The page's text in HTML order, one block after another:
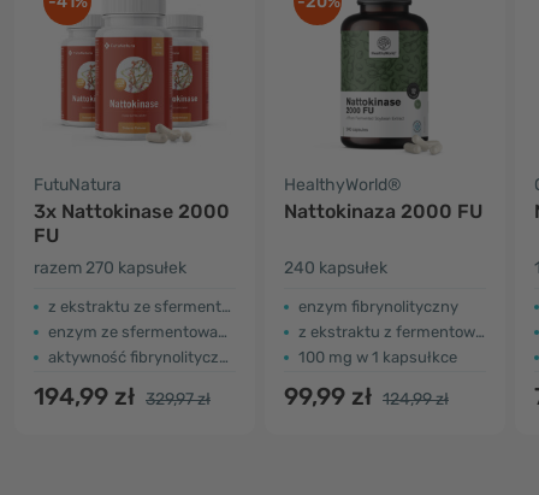
FutuNatura
3x Nattokinase 2000
FU
razem 270 kapsułek
z ekstraktu ze sfermentowanej soi
enzym ze sfermentowanej soi
aktywność fibrynolityczna
194,99 zł 329,97 zł
HealthyWorld®
Nattokinaza 2000 FU
240 kapsułek
enzym fibrynolityczny
z ekstraktu z fermentowanej soi
100 mg w 1 kapsułkce
99,99 zł 124,99 zł